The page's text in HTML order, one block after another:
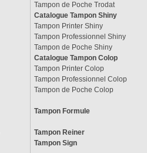
Tampon de Poche Trodat
Catalogue Tampon Shiny
Tampon Printer Shiny
Tampon Professionnel Shiny
Tampon de Poche Shiny
Catalogue Tampon Colop
Tampon Printer Colop
Tampon Professionnel Colop
Tampon de Poche Colop
Tampon Formule
Tampon Reiner
Tampon Sign